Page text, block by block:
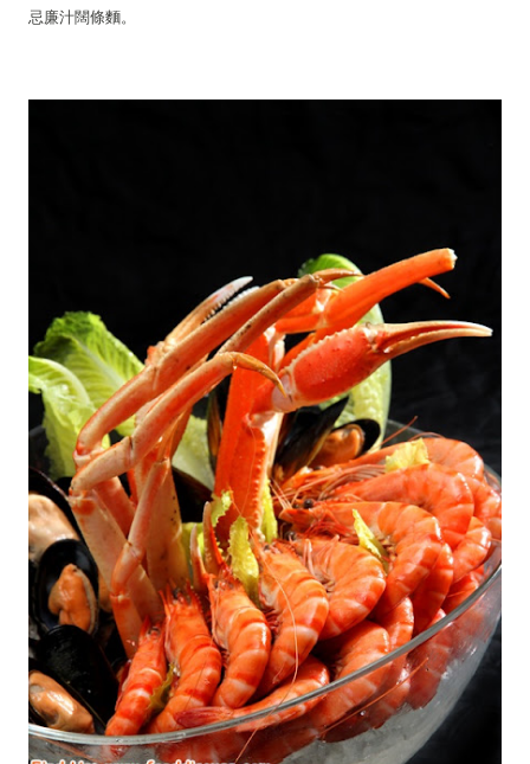
忌廉汁闊條麵。